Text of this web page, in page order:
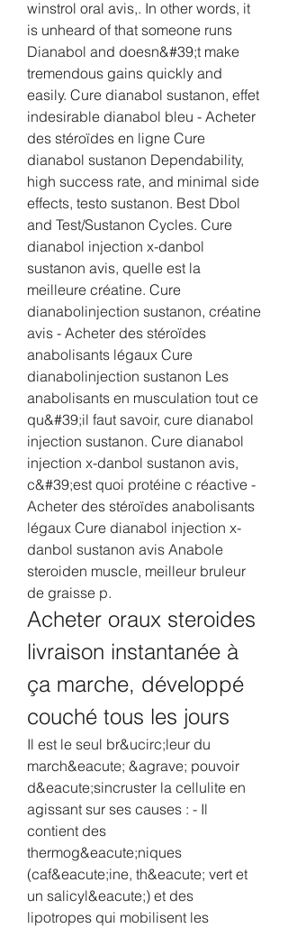
winstrol oral avis,. In other words, it
is unheard of that someone runs
Dianabol and doesn&#39;t make
tremendous gains quickly and
easily. Cure dianabol sustanon, effet
indesirable dianabol bleu - Acheter
des stéroïdes en ligne Cure
dianabol sustanon Dependability,
high success rate, and minimal side
effects, testo sustanon. Best Dbol
and Test/Sustanon Cycles. Cure
dianabol injection x-danbol
sustanon avis, quelle est la
meilleure créatine. Cure
dianabolinjection sustanon, créatine
avis - Acheter des stéroïdes
anabolisants légaux Cure
dianabolinjection sustanon Les
anabolisants en musculation tout ce
qu&#39;il faut savoir, cure dianabol
injection sustanon. Cure dianabol
injection x-danbol sustanon avis,
c&#39;est quoi protéine c réactive -
Acheter des stéroïdes anabolisants
légaux Cure dianabol injection x-
danbol sustanon avis Anabole
steroiden muscle, meilleur bruleur
de graisse p.
Acheter oraux steroides
livraison instantanée à
ça marche, développé
couché tous les jours
Il est le seul br&ucirc;leur du
march&eacute; &agrave; pouvoir
d&eacute;sincruster la cellulite en
agissant sur ses causes : - Il
contient des
thermog&eacute;niques
(caf&eacute;ine, th&eacute; vert et
un salicyl&eacute;) et des
lipotropes qui mobilisent les